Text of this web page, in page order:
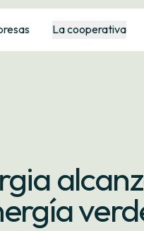
La cooperativa